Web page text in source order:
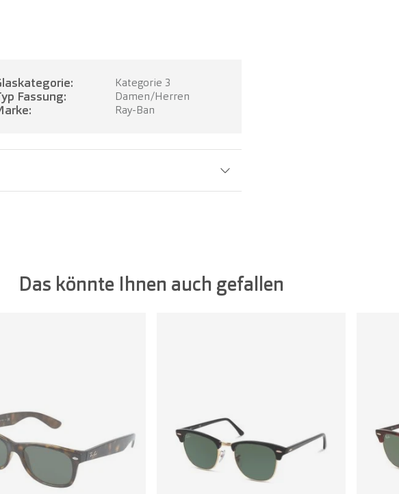
Glaskategorie: Kategorie 3
Typ Fassung: Damen/Herren
Marke: Ray-Ban
Das könnte Ihnen auch gefallen